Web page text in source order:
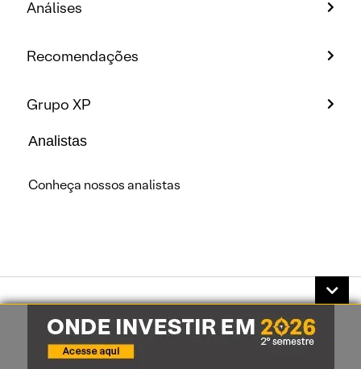
Análises
Recomendações
Grupo XP
Analistas
Conheça nossos analistas
A XP Investimentos CCTVM S/A, inscrita sob o CNPJ:
02.332.886/0001-04, é uma instituição financeira
autorizada a funcionar pelo Banco Central do Brasil.Toda